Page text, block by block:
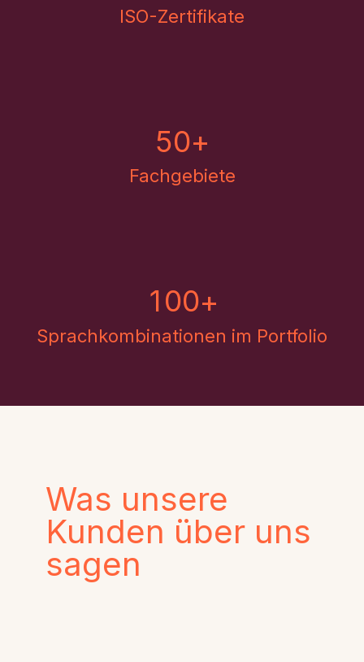
ISO-Zertifikate
50+
Fachgebiete
100+
Sprachkombinationen im Portfolio
Was unsere
Kunden über uns
sagen